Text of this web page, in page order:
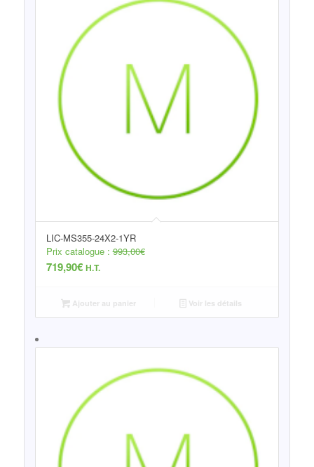
LIC-MS355-24X2-1YR
Prix catalogue :993,00€
719,90€ H.T.
Ajouter au panier Voir les détails